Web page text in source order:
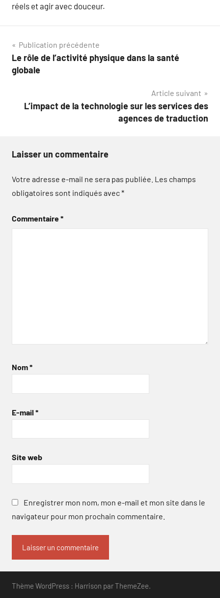
réels et agir avec douceur.
Navigation
de
Publication précédente
Le rôle de l’activité physique dans la santé
globale
Article suivant
L’impact de la technologie sur les services des
agences de traduction
Laisser un commentaire
Votre adresse e-mail ne sera pas publiée. Les champs
obligatoires sont indiqués avec*
Commentaire*
Nom*
E-mail *
Site web
Enregistrer mon nom, mon e-mail et mon site dans le
navigateur pour mon prochain commentaire.
Thème WordPress : Harrison par ThemeZee.